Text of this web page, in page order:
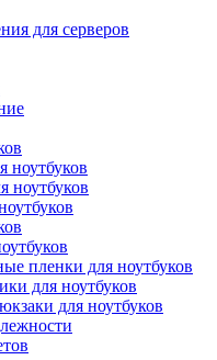
для серверов
ноутбуков
ноутбуков
пленки для ноутбуков
для ноутбуков
для ноутбуков